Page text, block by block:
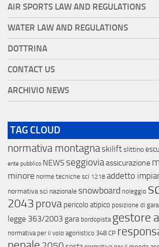
AIR SPORTS LAW AND REGULATIONS
WATER LAW AND REGULATIONS
DOTTRINA
CONTACT US
ARCHIVIO NEWS
TAG CLOUD
normativa montagnaskiliftslittino
ente pubblico NEWS seggioviaassicurazione
minore norme tecniche sci 1218 addetto
normativa sci nazionale snowboard noleggio
2043prova pericolo atipico posizione di
legge 363/2003 gara bordopista gestore
normativa per il volo agonistico 348 CP